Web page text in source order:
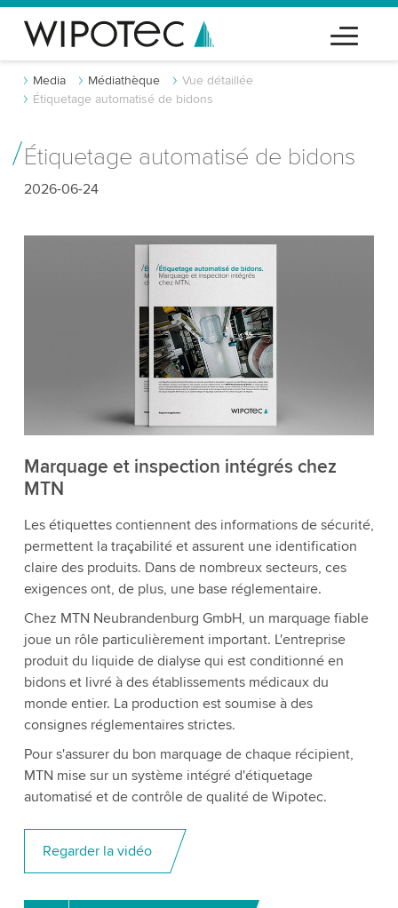
Media Médiathèque
Vue détaillée
Étiquetage automatisé de bidons
Étiquetage automatisé de bidons
2026-06-24
Marquage et inspection intégrés chez
MTN
Les étiquettes contiennent des informations de sécurité,
permettent la traçabilité et assurent une identification
claire des produits. Dans de nombreux secteurs, ces
exigences ont, de plus, une base réglementaire.
Chez MTN Neubrandenburg GmbH, un marquage fiable
joue un rôle particulièrement important. L'entreprise
produit du liquide de dialyse qui est conditionné en
bidons et livré à des établissements médicaux du
monde entier. La production est soumise à des
consignes réglementaires strictes.
Pour s'assurer du bon marquage de chaque récipient,
MTN mise sur un système intégré d'étiquetage
automatisé et de contrôle de qualité de Wipotec.
Regarder la vidéo